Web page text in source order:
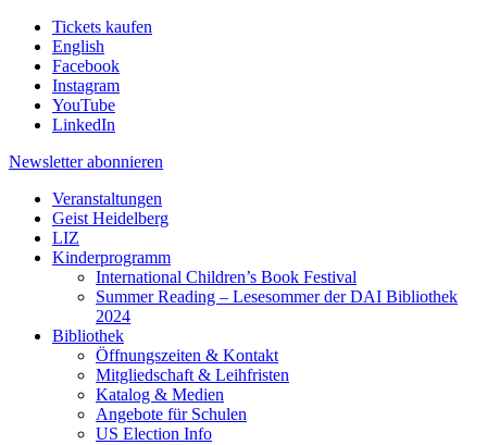
Tickets kaufen
English
Facebook
Instagram
YouTube
LinkedIn
Newsletter abonnieren
Veranstaltungen
Geist Heidelberg
LIZ
Kinderprogramm
International Children’s Book Festival
Summer Reading – Lesesommer der DAI Bibliothek
2024
Bibliothek
Öffnungszeiten & Kontakt
Mitgliedschaft & Leihfristen
Katalog & Medien
Angebote für Schulen
US Election Info